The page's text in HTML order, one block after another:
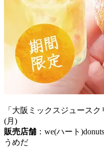
「大阪ミックスジュースク
(月)
販売店舗 ：we(ハート
うめだ